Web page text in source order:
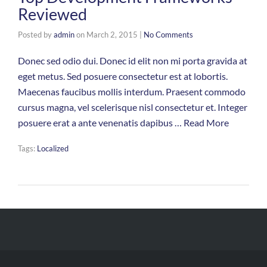
Reviewed
Posted byadminon March 2, 2015 No Comments
Donec sed odio dui. Donec id elit non mi porta gravida at
eget metus. Sed posuere consectetur est at lobortis.
Maecenas faucibus mollis interdum. Praesent commodo
cursus magna, vel scelerisque nisl consectetur et. Integer
posuere erat a ante venenatis dapibus … Read More
Tags: Localized